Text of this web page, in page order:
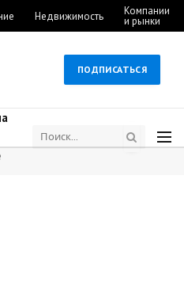
Недвижимость Компании
и рынки
ПОДПИСАТЬСЯ